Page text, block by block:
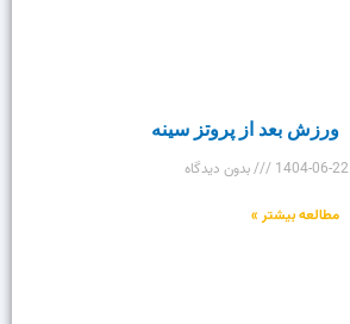
ورزش بعد از پروتز سینه
1404-06-22
بدون دیدگاه
مطالعه بیشتر »